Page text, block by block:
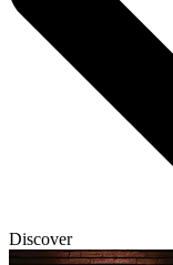
Discover